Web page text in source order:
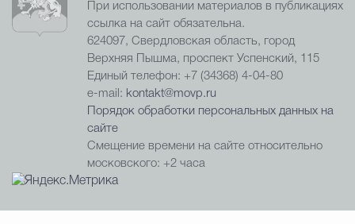
При использовании материалов в публикациях
ссылка на сайт обязательна.
624097, Свердловская область, город
Верхняя Пышма, проспект Успенский, 115
Единый телефон: +7 (34368) 4-04-80
e-mail: kontakt@movp.ru
Порядок обработки персональных данных на
сайте
Смещение времени на сайте относительно
московского: +2 часа